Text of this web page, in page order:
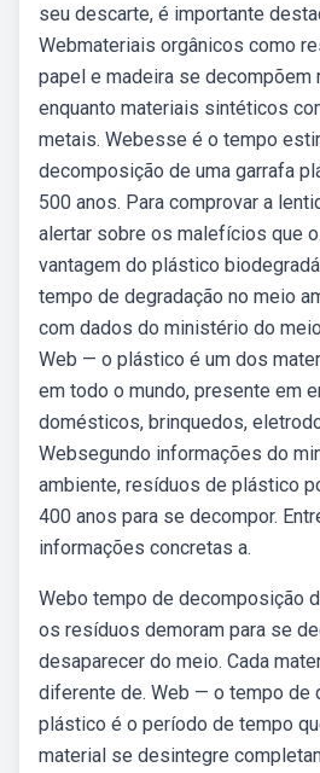
seu descarte, é importante
Webmateriais orgânicos como
papel e madeira se decompõem
enquanto materiais sintéticos
metais. Webesse é o tempo
decomposição de uma garrafa
500 anos. Para comprovar a
alertar sobre os malefícios que
vantagem do plástico
tempo de degradação no meio
com dados do ministério do
Web — o plástico é um dos
em todo o mundo, presente em
domésticos, brinquedos,
Websegundo informações do
ambiente, resíduos de plástico
400 anos para se decompor.
informações concretas a.
Webo tempo de decomposição
os resíduos demoram para se
desaparecer do meio. Cada
diferente de. Web — o tempo de
plástico é o período de tempo
material se desintegre